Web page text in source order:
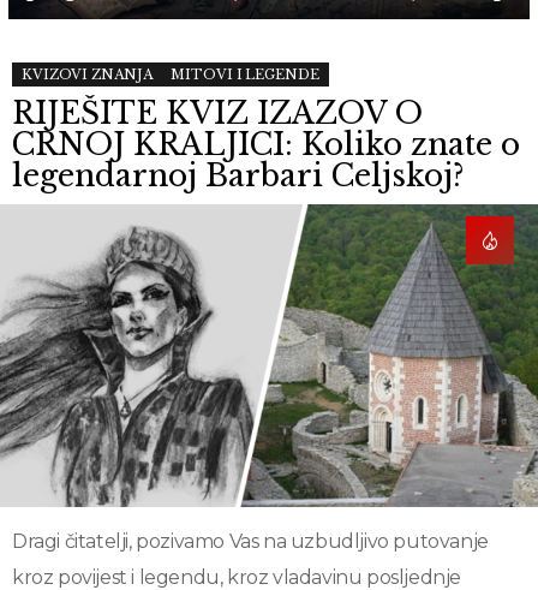
MORE
STORIES
KVIZOVI ZNANJA MITOVI I LEGENDE
RIJEŠITE KVIZ IZAZOV O
CRNOJ KRALJICI: Koliko znate o
legendarnoj Barbari Celjskoj?
Dragi čitatelji, pozivamo Vas na uzbudljivo putovanje
kroz povijest i legendu, kroz vladavinu posljednje